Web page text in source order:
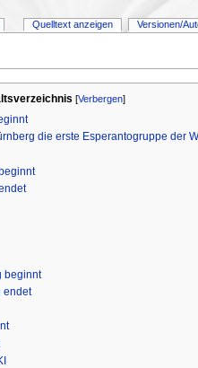
[Verbergen]
die erste Esperantogruppe der
beginnt
endet
Quelltext anzeigen Versionen/